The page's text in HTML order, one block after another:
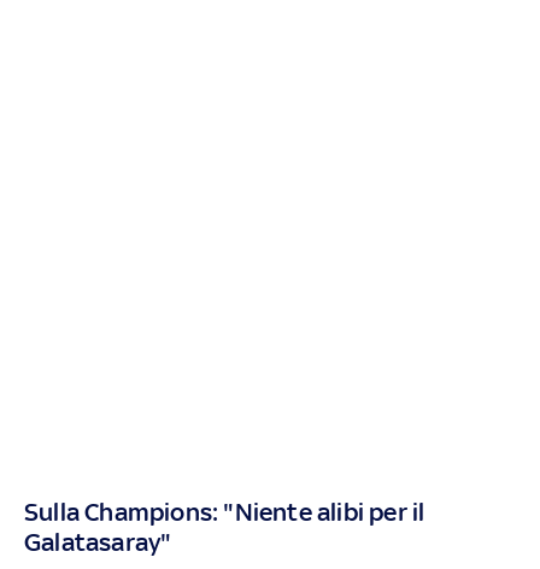
Sulla Champions: "Niente alibi per il
Galatasaray"